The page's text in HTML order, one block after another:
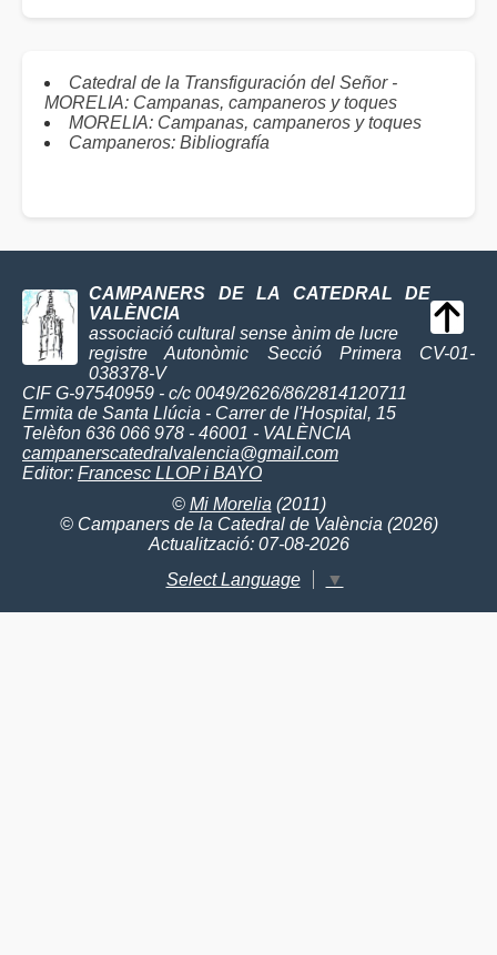
Catedral de la Transfiguración del Señor -
MORELIA: Campanas, campaneros y toques
MORELIA: Campanas, campaneros y toques
Campaneros: Bibliografía
CAMPANERS DE LA CATEDRAL DE
VALÈNCIA
associació cultural sense ànim de lucre
registre Autonòmic Secció Primera CV-01-
038378-V
CIF G-97540959 - c/c 0049/2626/86/2814120711
Ermita de Santa Llúcia - Carrer de l'Hospital, 15
Telèfon 636 066 978 - 46001 - VALÈNCIA
campanerscatedralvalencia@gmail.com
Editor: Francesc LLOP i BAYO
© Mi Morelia (2011)
© Campaners de la Catedral de València (2026)
Actualització: 07-08-2026
Select Language
▼